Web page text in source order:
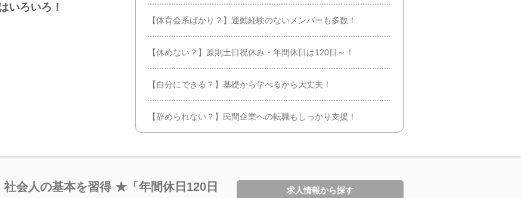
いろいろ！
【体育会系ばかり？】運動経験のないメンバーも多数！
【休めない？】原則土日祝休み・年間休日は120日～！
【自分にできる？】基礎から学べるから大丈夫！
【辞められない？】民間企業への転職もしっかり支援！
会人の基本を習得 ★「年間休日120日
求人情報から探す